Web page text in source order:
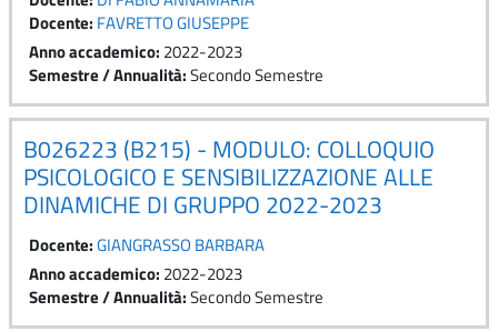
Docente: FAVRETTO GIUSEPPE
Anno accademico: 2022-2023
Semestre / Annualità:Secondo Semestre
B026223 (B215) - MODULO: COLLOQUIO
PSICOLOGICO E SENSIBILIZZAZIONE ALLE
DINAMICHE DI GRUPPO 2022-2023
Docente:GIANGRASSO BARBARA
Anno accademico: 2022-2023
Semestre / Annualità:Secondo Semestre